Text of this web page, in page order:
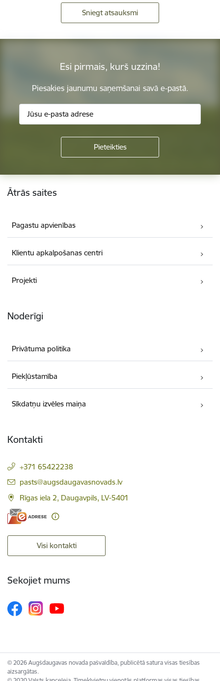
Sniegt atsauksmi
Esi pirmais, kurš uzzina!
Piesakies jaunumu saņemšanai savā e-pastā.
Kājene
Ātrās saites
Pagastu apvienības
Klientu apkalpošanas centri
Projekti
Noderīgi
Privātuma politika
Piekļūstamība
Sīkdatņu izvēles maiņa
Kontakti
+371 65422238
E-pasts:
pasts@augsdaugavasnovads.lv
Rīgas iela 2, Daugavpils, LV-5401
Visi kontakti
Sekojiet mums
© 2026 Augšdaugavas novada pašvaldība, publicētā satura visas tiesības
aizsargātas.